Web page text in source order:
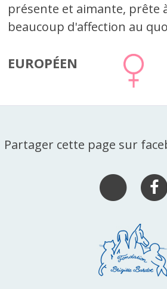
présente et aimante, prête
beaucoup d'affection au
EUROPÉEN
Partager cette page sur